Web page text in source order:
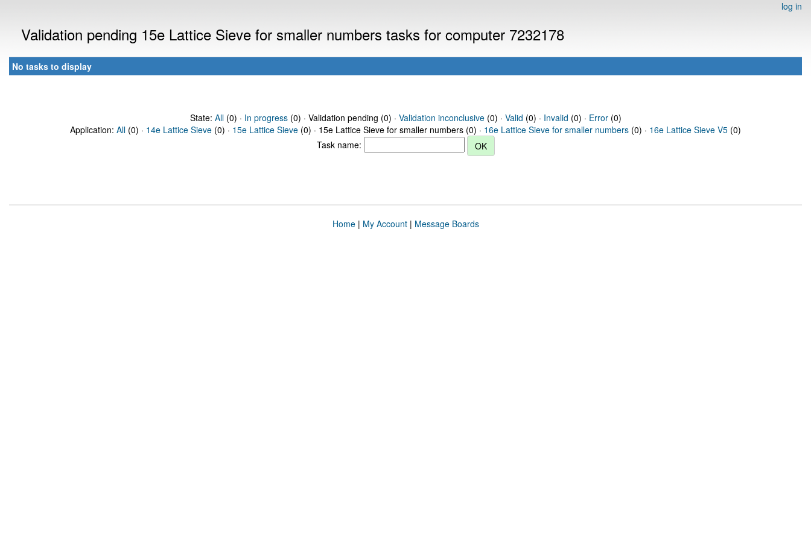
log in
Validation pending 15e Lattice Sieve for smaller numbers tasks for computer 7232178
No tasks to display
State: All(0) · In progress(0) · Validation pending (0) · Validation inconclusive(0) · Valid (0) · Invalid (0) · Error(0)
Application: All (0) · 14e Lattice Sieve (0) · 15e Lattice Sieve (0) · 15e Lattice Sieve for smaller numbers (0) · 16e Lattice Sieve for smaller numbers (0) · 16e Lattice Sieve V5 (0)
Task name:
Home| My Account| Message Boards